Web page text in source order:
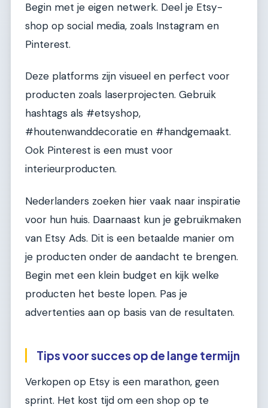
Begin met je eigen netwerk. Deel je Etsy-
shop op social media, zoals Instagram en
Pinterest.
Deze platforms zijn visueel en perfect voor
producten zoals laserprojecten. Gebruik
hashtags als #etsyshop,
#houtenwanddecoratie en #handgemaakt.
Ook Pinterest is een must voor
interieurproducten.
Nederlanders zoeken hier vaak naar inspiratie
voor hun huis. Daarnaast kun je gebruikmaken
van Etsy Ads. Dit is een betaalde manier om
je producten onder de aandacht te brengen.
Begin met een klein budget en kijk welke
producten het beste lopen. Pas je
advertenties aan op basis van de resultaten.
Tips voor succes op de lange termijn
Verkopen op Etsy is een marathon, geen
sprint. Het kost tijd om een shop op te